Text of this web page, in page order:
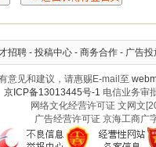
招聘 - 投稿中心 - 商务合作 - 广告投
意见和建议，请惠赐E-mail至
京ICP备13013445号-1 电信业务审
网络文化经营许可证 文网文
广告经营许可证 京海工商广